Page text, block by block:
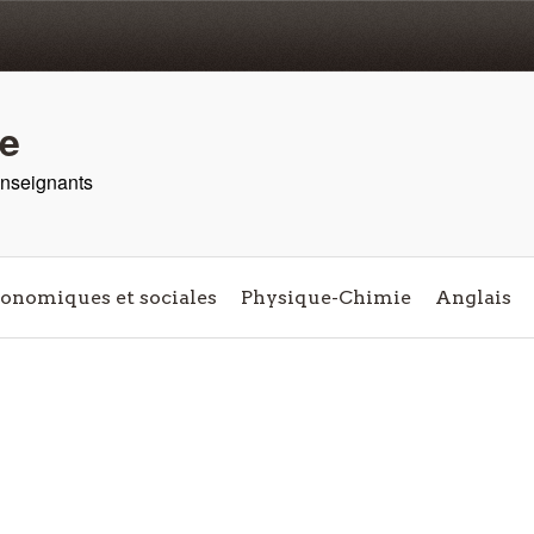
et sociales Physique-Chimie Anglais